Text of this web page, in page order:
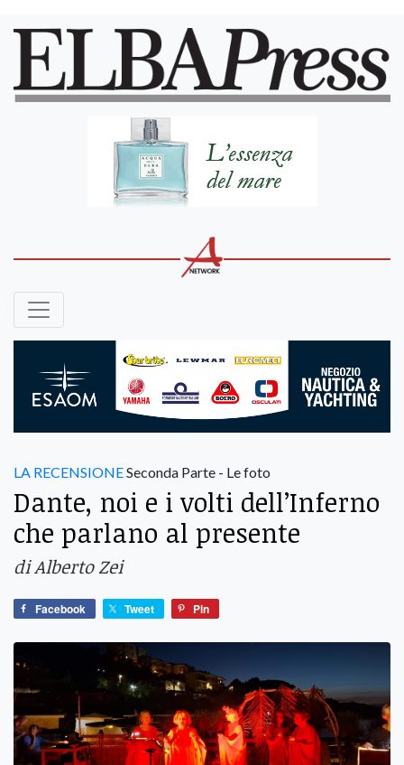
LA RECENSIONESeconda Parte - Le foto
Dante, noi e i volti dell’Inferno
che parlano al presente
di Alberto Zei
Facebook Tweet Pin